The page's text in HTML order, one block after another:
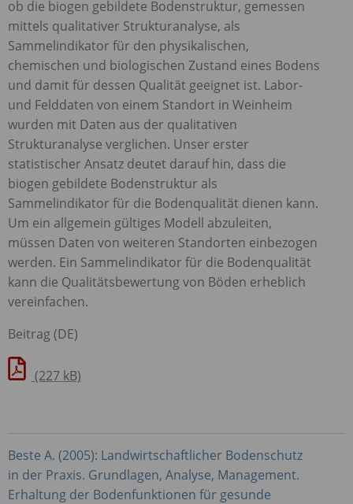
ob die biogen gebildete Bodenstruktur, gemessen
mittels qualitativer Strukturanalyse, als
Sammelindikator für den physikalischen,
chemischen und biologischen Zustand eines Bodens
und damit für dessen Qualität geeignet ist. Labor-
und Felddaten von einem Standort in Weinheim
wurden mit Daten aus der qualitativen
Strukturanalyse verglichen. Unser erster
statistischer Ansatz deutet darauf hin, dass die
biogen gebildete Bodenstruktur als
Sammelindikator für die Bodenqualität dienen kann.
Um ein allgemein gültiges Modell abzuleiten,
müssen Daten von weiteren Standorten einbezogen
werden. Ein Sammelindikator für die Bodenqualität
kann die Qualitätsbewertung von Böden erheblich
vereinfachen.
Beitrag (DE)
(227 kB)
Beste A. (2005): Landwirtschaftlicher Bodenschutz
in der Praxis. Grundlagen, Analyse, Management.
Erhaltung der Bodenfunktionen für gesunde